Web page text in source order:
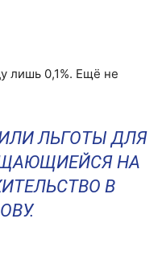
лишь 0,1%. Ещё не
ЛЬГОТЫ ДЛЯ
НА
В